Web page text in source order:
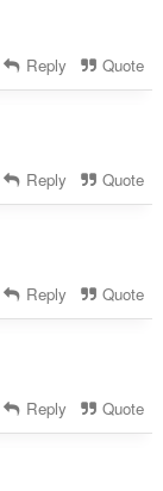
Reply Quote
Reply Quote
Reply Quote
Reply Quote